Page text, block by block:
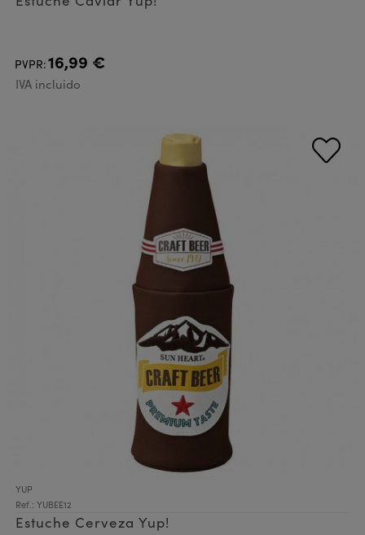
PVPR:16,99 €
IVA incluido
YUP
Ref.: YUBEE12
Estuche Cerveza Yup!